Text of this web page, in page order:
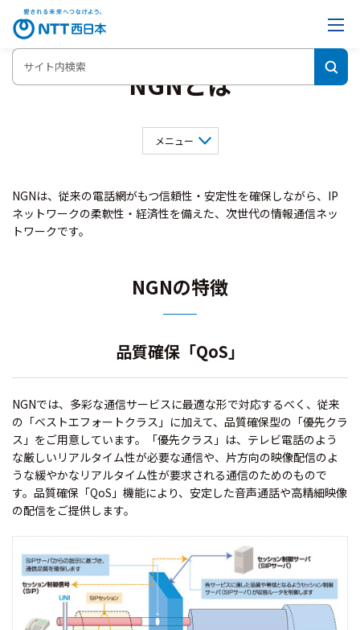
NGNとは
メニュー
その他公表資料等
NGNは、従来の電話網がもつ信頼性・安定性を確保しながら、IP
ネットワークの柔軟性・経済性を備えた、次世代の情報通信ネッ
トワークです。
NGNの特徴
品質確保「QoS」
NGNでは、多彩な通信サービスに最適な形で対応するべく、従来
の「ベストエフォートクラス」に加えて、品質確保型の「優先クラ
ス」をご用意しています。「優先クラス」は、テレビ電話のよう
な厳しいリアルタイム性が必要な通信や、片方向の映像配信のよ
うな緩やかなリアルタイム性が要求される通信のためのもので
す。品質確保「QoS」機能により、安定した音声通話や高精細映像
の配信をご提供します。